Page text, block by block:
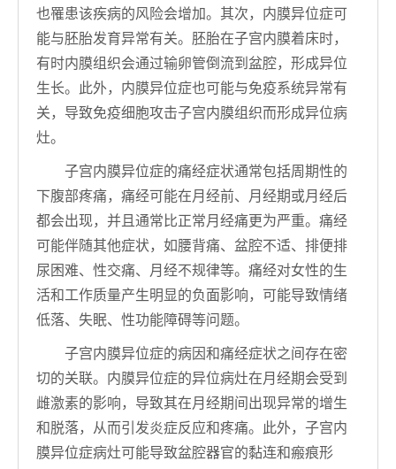
也罹患该疾病的风险会增加。其次，内膜异位症可
能与胚胎发育异常有关。胚胎在子宫内膜着床时，
有时内膜组织会通过输卵管倒流到盆腔，形成异位
生长。此外，内膜异位症也可能与免疫系统异常有
关，导致免疫细胞攻击子宫内膜组织而形成异位病
灶。
子宫内膜异位症的痛经症状通常包括周期性的
下腹部疼痛，痛经可能在月经前、月经期或月经后
都会出现，并且通常比正常月经痛更为严重。痛经
可能伴随其他症状，如腰背痛、盆腔不适、排便排
尿困难、性交痛、月经不规律等。痛经对女性的生
活和工作质量产生明显的负面影响，可能导致情绪
低落、失眠、性功能障碍等问题。
子宫内膜异位症的病因和痛经症状之间存在密
切的关联。内膜异位症的异位病灶在月经期会受到
雌激素的影响，导致其在月经期间出现异常的增生
和脱落，从而引发炎症反应和疼痛。此外，子宫内
膜异位症病灶可能导致盆腔器官的黏连和瘢痕形